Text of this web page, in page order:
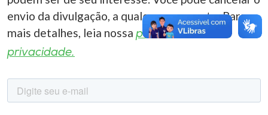
envio da divulgação, a qualquer momento. Para
mais detalhes, leia nossa política de
privacidade.